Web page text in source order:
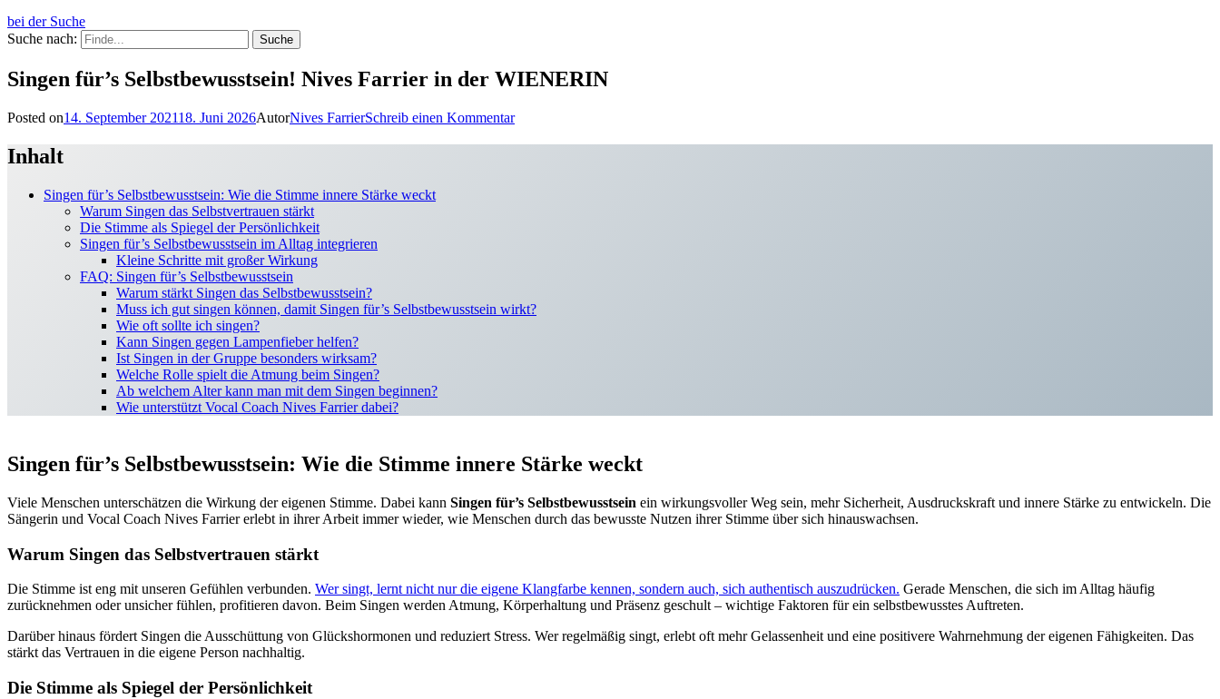
bei der Suche
Suche nach:
Singen für’s Selbstbewusstsein! Nives Farrier in der WIENERIN
Posted on14. September 202118. Juni 2026AutorNives FarrierSchreib einen Kommentar
Inhalt
Singen für’s Selbstbewusstsein: Wie die Stimme innere Stärke weckt
Warum Singen das Selbstvertrauen stärkt
Die Stimme als Spiegel der Persönlichkeit
Singen für’s Selbstbewusstsein im Alltag integrieren
Kleine Schritte mit großer Wirkung
FAQ: Singen für’s Selbstbewusstsein
Warum stärkt Singen das Selbstbewusstsein?
Muss ich gut singen können, damit Singen für’s Selbstbewusstsein wirkt?
Wie oft sollte ich singen?
Kann Singen gegen Lampenfieber helfen?
Ist Singen in der Gruppe besonders wirksam?
Welche Rolle spielt die Atmung beim Singen?
Ab welchem Alter kann man mit dem Singen beginnen?
Wie unterstützt Vocal Coach Nives Farrier dabei?
Singen für’s Selbstbewusstsein: Wie die Stimme innere Stärke weckt
Viele Menschen unterschätzen die Wirkung der eigenen Stimme. Dabei kann Singen für’s Selbstbewusstsein ein wirkungsvoller Weg sein, mehr Sicherheit, Ausdruckskraft und innere Stärke zu entwickeln. Die
Sängerin und Vocal Coach Nives Farrier erlebt in ihrer Arbeit immer wieder, wie Menschen durch das bewusste Nutzen ihrer Stimme über sich hinauswachsen.
Warum Singen das Selbstvertrauen stärkt
Die Stimme ist eng mit unseren Gefühlen verbunden. Wer singt, lernt nicht nur die eigene Klangfarbe kennen, sondern auch, sich authentisch auszudrücken. Gerade Menschen, die sich im Alltag häufig
zurücknehmen oder unsicher fühlen, profitieren davon. Beim Singen werden Atmung, Körperhaltung und Präsenz geschult – wichtige Faktoren für ein selbstbewusstes Auftreten.
Darüber hinaus fördert Singen die Ausschüttung von Glückshormonen und reduziert Stress. Wer regelmäßig singt, erlebt oft mehr Gelassenheit und eine positivere Wahrnehmung der eigenen Fähigkeiten. Das
stärkt das Vertrauen in die eigene Person nachhaltig.
Die Stimme als Spiegel der Persönlichkeit